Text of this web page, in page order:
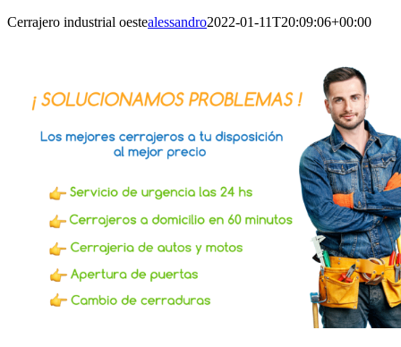
Cerrajero industrial oestealessandro2022-01-11T20:09:06+00:00